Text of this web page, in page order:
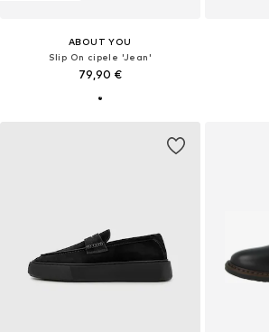
ABOUT YOU
Slip On cipele 'Jean'
79,90 €